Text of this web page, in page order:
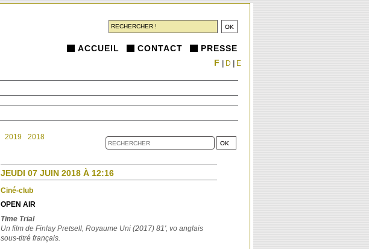
ACCUEIL CONTACT PRESSE
2019
2018
JEUDI 07 JUIN 2018 À 12:16
Ciné-club
OPEN AIR
Time Trial
Un film de Finlay Pretsell, Royaume Uni (2017) 81', vo anglais
sous-titré français.
F D E